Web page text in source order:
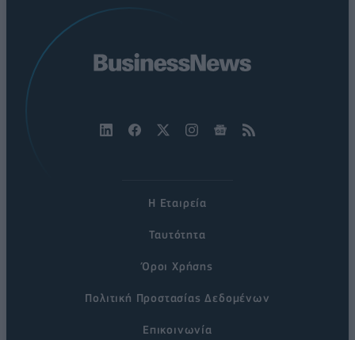
Η Εταιρεία
Ταυτότητα
Όροι Χρήσης
Πολιτική Προστασίας Δεδομένων
Επικοινωνία